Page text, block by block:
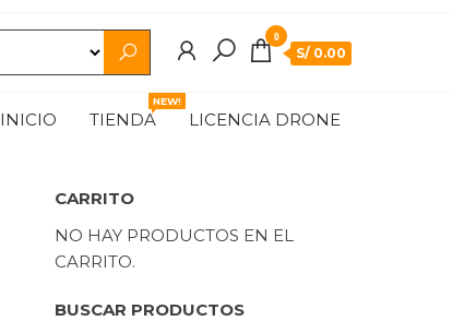
0
S/ 0.00
INICIO TIENDA
NEW!
LICENCIA DRONE
CARRITO
NO HAY PRODUCTOS EN EL
CARRITO.
BUSCAR PRODUCTOS